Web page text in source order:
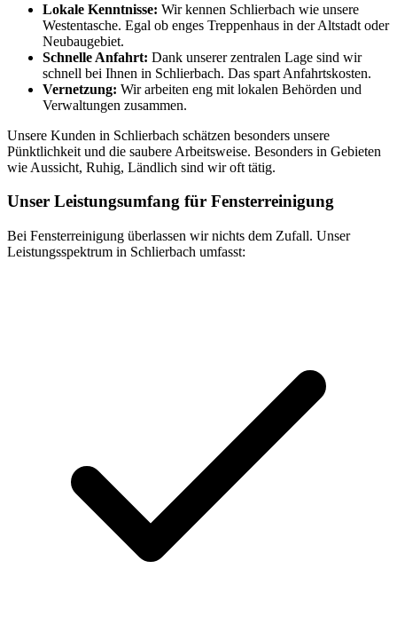
Lokale Kenntnisse: Wir kennen Schlierbach wie unsere
Westentasche. Egal ob enges Treppenhaus in der Altstadt oder
Neubaugebiet.
Schnelle Anfahrt: Dank unserer zentralen Lage sind wir
schnell bei Ihnen in Schlierbach. Das spart Anfahrtskosten.
Vernetzung: Wir arbeiten eng mit lokalen Behörden und
Verwaltungen zusammen.
Unsere Kunden in Schlierbach schätzen besonders unsere
Pünktlichkeit und die saubere Arbeitsweise. Besonders in Gebieten
wie Aussicht, Ruhig, Ländlich sind wir oft tätig.
Unser Leistungsumfang für Fensterreinigung
Bei Fensterreinigung überlassen wir nichts dem Zufall. Unser
Leistungsspektrum in Schlierbach umfasst: